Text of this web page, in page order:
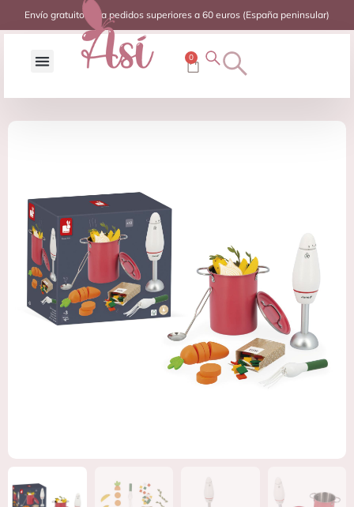
Envío gratuito para pedidos superiores a 60 euros (España peninsular)
0